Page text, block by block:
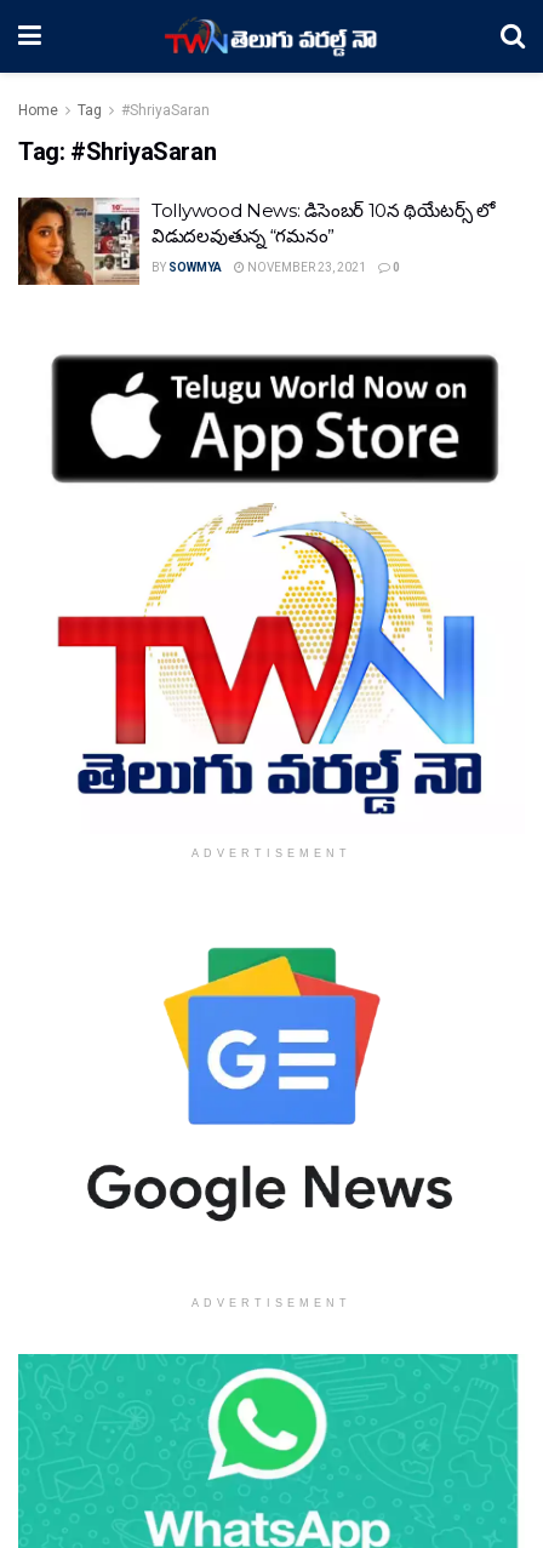
Home Tag #ShriyaSaran
Tag: #ShriyaSaran
Tollywood News: డిసెంబర్ 10న థియేటర్స్ లో
విడుదలవుతున్న “గమనం”
BY SOWMYA NOVEMBER 23, 2021 0
ADVERTISEMENT
ADVERTISEMENT